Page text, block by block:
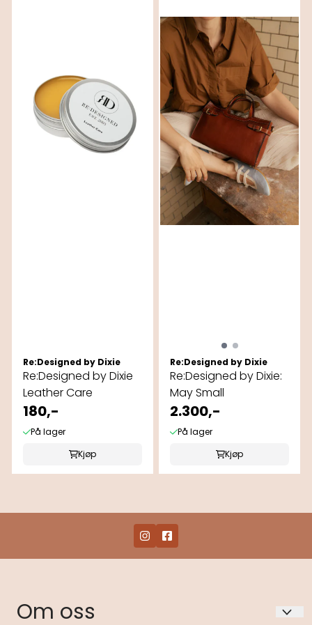
Re:Designed by Dixie
Re:Designed by Dixie
Leather Care
180,-
På lager
Kjøp
Re:Designed by Dixie
Re:Designed by Dixie:
May Small
2.300,-
På lager
Kjøp
Om oss